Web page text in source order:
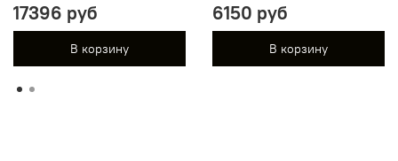
17396 руб
В корзину
6150 руб
В корзину